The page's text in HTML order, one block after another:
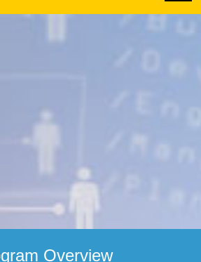
Overview